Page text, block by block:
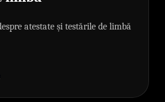
atestate și testările de limbă